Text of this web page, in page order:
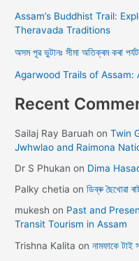
Assam’s Buddhist Trail:
Theravada Traditions
অসম পূৱ ভুটানঃ সীমা অতিক্ৰম কৰা
Agarwood Trails of Assam:
Recent
Sailaj Ray Baruah onTwin
Jwhwlao and Raimona
Dr S Phukan on Dima
Palky chetia onডিব্ৰু ছৈখোৱা
mukesh on Past and
Transit Tourism in Assam
Trishna Kalita onনামফাকে টাই